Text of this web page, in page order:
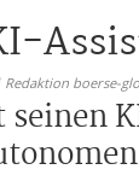
boerse-